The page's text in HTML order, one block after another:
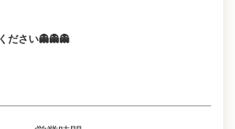
ださい👻👻👻